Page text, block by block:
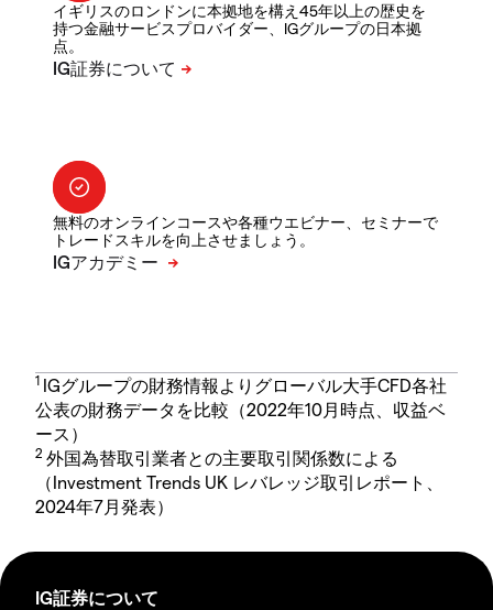
イギリスのロンドンに本拠地を構え45年以上の歴史を
持つ金融サービスプロバイダー、IGグループの日本拠
点。
無料のオンラインコースや各種ウエビナー、セミナーで
トレードスキルを向上させましょう。
1 IGグループの財務情報よりグローバル大手CFD各社
公表の財務データを比較（2022年10月時点、収益ベ
ース）
2 外国為替取引業者との主要取引関係数による
（Investment Trends UK レバレッジ取引レポート、
2024年7月発表）
IG証券について